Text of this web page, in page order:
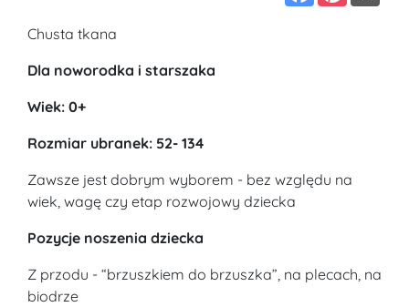
Chusta tkana
Dla noworodka i starszaka
Wiek: 0+
Rozmiar ubranek: 52- 134
Zawsze jest dobrym wyborem - bez względu na
wiek, wagę czy etap rozwojowy dziecka
Pozycje noszenia dziecka
Z przodu - “brzuszkiem do brzuszka”, na plecach, na
biodrze